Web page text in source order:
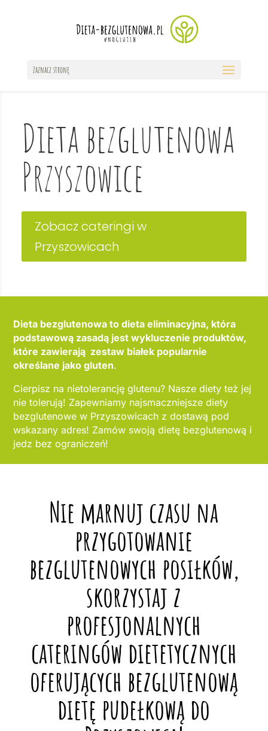
Zaznacz stronę
Dieta bezglutenowa
Przyszowice
Zobacz cateringi w
Przyszowicach
Dieta bezglutenowa to dieta eliminacyjna, która
podstawową zasadą jest wykluczenie produktów,
które zawierają zestaw białek popularnie
określane jako gluten.
Cierpisz na nietolerancję glutenu? Nasze diety też jej
nie tolerują! Zapewniamy najsmaczniejsze diety
bezglutenowe w Przyszowicach z dostawą pod
wskazany adres! Zamów swoją dietę bezglutenową i
jedz bez ograniczeń!
Nie marnuj czasu na
przygotowanie
bezglutenowych posiłków,
skorzystaj z
profesjonalnych
cateringów dietetycznych
oferujących bezglutenową
dietę pudełkową do